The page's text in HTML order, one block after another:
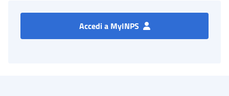
Accedi a MyINPS